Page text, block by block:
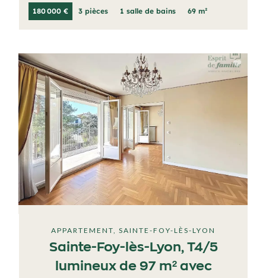
180 000 € 3 pièces 1 salle de bains 69 m²
APPARTEMENT, SAINTE-FOY-LÈS-LYON
Sainte-Foy-lès-Lyon, T4/5
lumineux de 97 m² avec